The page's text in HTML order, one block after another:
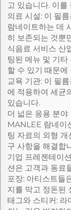
고 있습니다. 이를
의료 시설: 이 필
람네이트하는 데
히 보존되는 것뿐
식음료 서비스 산
팅된 메뉴 및 기
할 수 있기 때문에
교육 기관: 이 필
에 적용하여 세균
있습니다.
더 넓은 응용 분야
MANLEE 람네이
팅 자료의 외형
구 사항을 해결합
기업 프레젠테이
션은 고객과 동료
포장: 아티스트들
지를 막고 정돈된
태그와 스티커: 라